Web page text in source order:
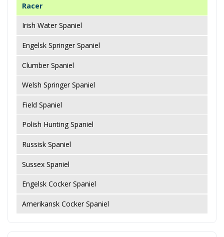
Racer
Irish Water Spaniel
Engelsk Springer Spaniel
Clumber Spaniel
Welsh Springer Spaniel
Field Spaniel
Polish Hunting Spaniel
Russisk Spaniel
Sussex Spaniel
Engelsk Cocker Spaniel
Amerikansk Cocker Spaniel